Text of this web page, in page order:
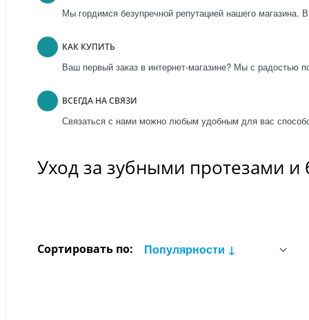
Мы гордимся безупречной репутацией нашего
КАК КУПИТЬ
Ваш первый заказ в интернет-магазине? Мы с радостью
ВСЕГДА НА СВЯЗИ
Связаться с нами можно любым удобным для вас
Уход за зубными протезами и
Сортировать по: Популярности ↓